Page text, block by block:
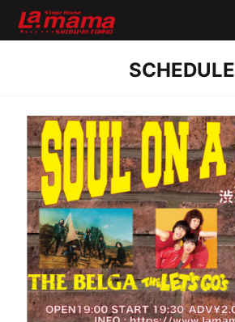
SCHEDULE